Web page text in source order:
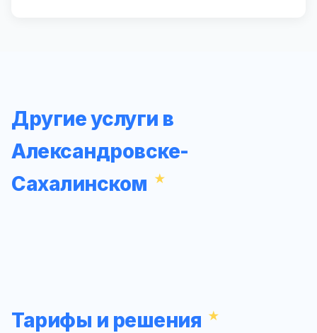
Другие услуги в
Александровске-
Сахалинском
Тарифы и решения